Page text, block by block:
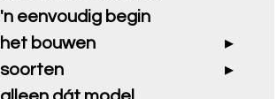
'n eenvoudig begin
het bouwen
soorten